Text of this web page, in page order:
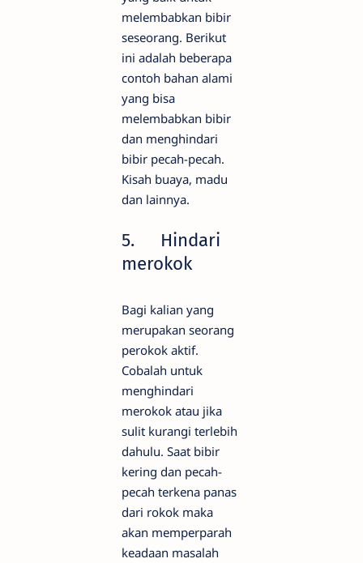
melembabkan bibir
seseorang. Berikut
ini adalah beberapa
contoh bahan alami
yang bisa
melembabkan bibir
dan menghindari
bibir pecah-pecah.
Kisah buaya, madu
dan lainnya.
5.
Hindari
merokok
Bagi kalian yang
merupakan seorang
perokok aktif.
Cobalah untuk
menghindari
merokok atau jika
sulit kurangi terlebih
dahulu. Saat bibir
kering dan pecah-
pecah terkena panas
dari rokok maka
akan memperparah
keadaan masalah